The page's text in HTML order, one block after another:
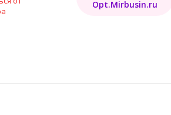
Opt.Mirbusin.ru